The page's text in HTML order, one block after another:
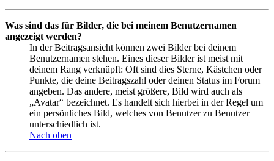
Was sind das für Bilder, die bei meinem Benutzernamen
angezeigt werden?
In der Beitragsansicht können zwei Bilder bei deinem
Benutzernamen stehen. Eines dieser Bilder ist meist mit
deinem Rang verknüpft: Oft sind dies Sterne, Kästchen oder
Punkte, die deine Beitragszahl oder deinen Status im Forum
angeben. Das andere, meist größere, Bild wird auch als
„Avatar“ bezeichnet. Es handelt sich hierbei in der Regel um
ein persönliches Bild, welches von Benutzer zu Benutzer
unterschiedlich ist.
Nach oben